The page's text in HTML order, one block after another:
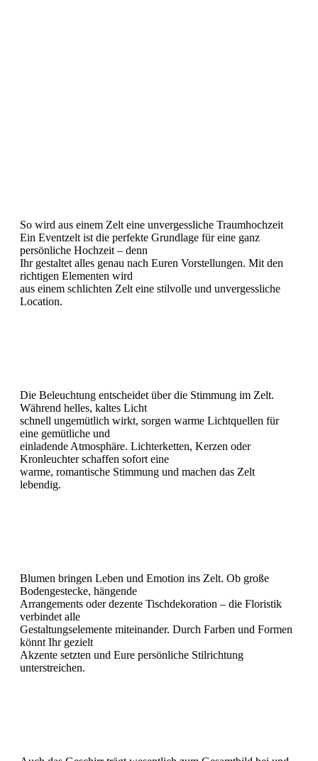
So wird aus einem Zelt eine unvergessliche Traumhochzeit
Ein Eventzelt ist die perfekte Grundlage für eine ganz
persönliche Hochzeit – denn
Ihr gestaltet alles genau nach Euren Vorstellungen. Mit den
richtigen Elementen wird
aus einem schlichten Zelt eine stilvolle und unvergessliche
Location.
Die Beleuchtung entscheidet über die Stimmung im Zelt.
Während helles, kaltes Licht
schnell ungemütlich wirkt, sorgen warme Lichtquellen für
eine gemütliche und
einladende Atmosphäre. Lichterketten, Kerzen oder
Kronleuchter schaffen sofort eine
warme, romantische Stimmung und machen das Zelt
lebendig.
Blumen bringen Leben und Emotion ins Zelt. Ob große
Bodengestecke, hängende
Arrangements oder dezente Tischdekoration – die Floristik
verbindet alle
Gestaltungselemente miteinander. Durch Farben und Formen
könnt Ihr gezielt
Akzente setzten und Eure persönliche Stilrichtung
unterstreichen.